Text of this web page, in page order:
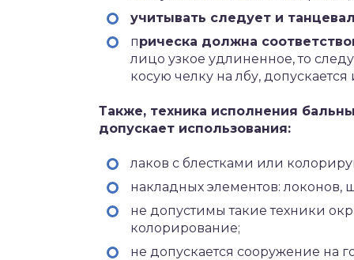
учитывать следует и
прическа должна
лицо узкое удлиненное, то
косую челку на лбу,
Также, техника исполнения
допускает использования:
лаков с блестками или
накладных элементов: локонов,
не допустимы такие техники
колорирование;
не допускается сооружение на